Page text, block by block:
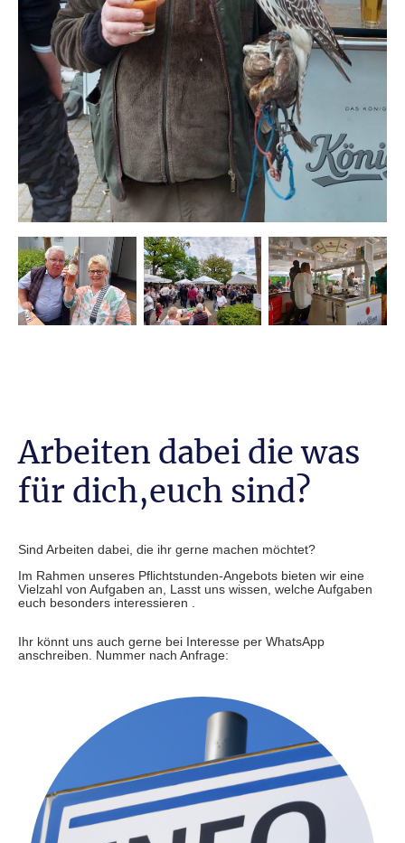
Arbeiten dabei die was
für dich,euch sind?
Sind Arbeiten dabei, die ihr gerne machen möchtet?
Im Rahmen unseres Pflichtstunden-Angebots bieten wir eine
Vielzahl von Aufgaben an, Lasst uns wissen, welche Aufgaben
euch besonders interessieren .
Ihr könnt uns auch gerne bei Interesse per WhatsApp
anschreiben. Nummer nach Anfrage: